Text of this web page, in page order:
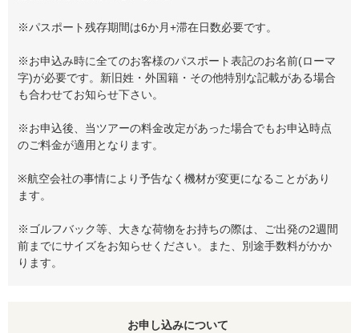
※パスポート残存期間は6か月+滞在日数必要です。
※お申込み時に全てのお客様のパスポート表記のお名前(ローマ
字)が必要です。新旧姓・外国籍・その他特別な記載がある場合
も合わせてお知らせ下さい。
※お申込後、当ツアーの料金改定があった場合でもお申込時点
のご料金が適用となります。
※航空会社の事情により予告なく機材が変更になることがあり
ます。
※ゴルフバック等、大きな荷物をお持ちの際は、ご出発の2週間
前までにサイズをお知らせください。また、別途手数料がかか
ります。
お申し込みについて